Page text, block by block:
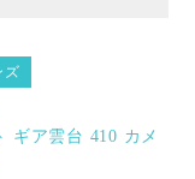
ズ
ギア雲台 410 カメ